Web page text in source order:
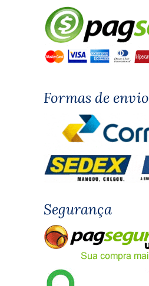
Formas de envio
Segurança